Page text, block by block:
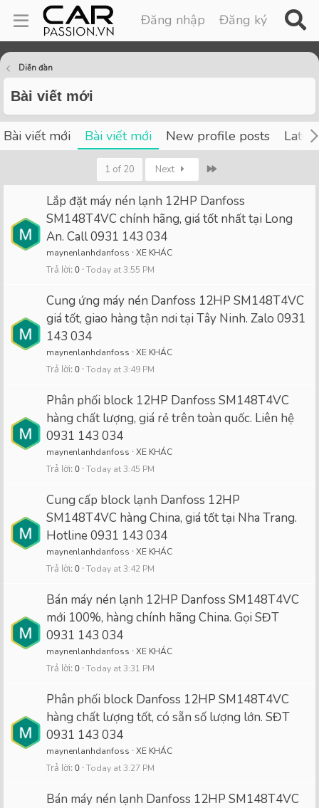
Đăng nhập Đăng ký
Diễn đàn
Bài viết mới
Bài viết mới Bài viết mới New profile posts
1 of 20 Next
Lắp đặt máy nén lạnh 12HP Danfoss
SM148T4VC chính hãng, giá tốt nhất tại Long
An. Call 0931 143 034
maynenlanhdanfoss XE KHÁC
Trả lời 0 Today at 3:55 PM
Cung ứng máy nén Danfoss 12HP SM148T4VC
giá tốt, giao hàng tận nơi tại Tây Ninh. Zalo 0931
143 034
maynenlanhdanfoss XE KHÁC
Trả lời 0 Today at 3:49 PM
Phân phối block 12HP Danfoss SM148T4VC
hàng chất lượng, giá rẻ trên toàn quốc. Liên hệ
0931 143 034
maynenlanhdanfoss XE KHÁC
Trả lời 0 Today at 3:45 PM
Cung cấp block lạnh Danfoss 12HP
SM148T4VC hàng China, giá tốt tại Nha Trang.
Hotline 0931 143 034
maynenlanhdanfoss XE KHÁC
Trả lời 0 Today at 3:42 PM
Bán máy nén lạnh 12HP Danfoss SM148T4VC
mới 100%, hàng chính hãng China. Gọi SĐT
0931 143 034
maynenlanhdanfoss XE KHÁC
Trả lời 0 Today at 3:31 PM
Phân phối block Danfoss 12HP SM148T4VC
hàng chất lượng tốt, có sẵn số lượng lớn. SĐT
0931 143 034
maynenlanhdanfoss XE KHÁC
Trả lời 0 Today at 3:27 PM
Bán máy nén lạnh Danfoss 12HP SM148T4VC